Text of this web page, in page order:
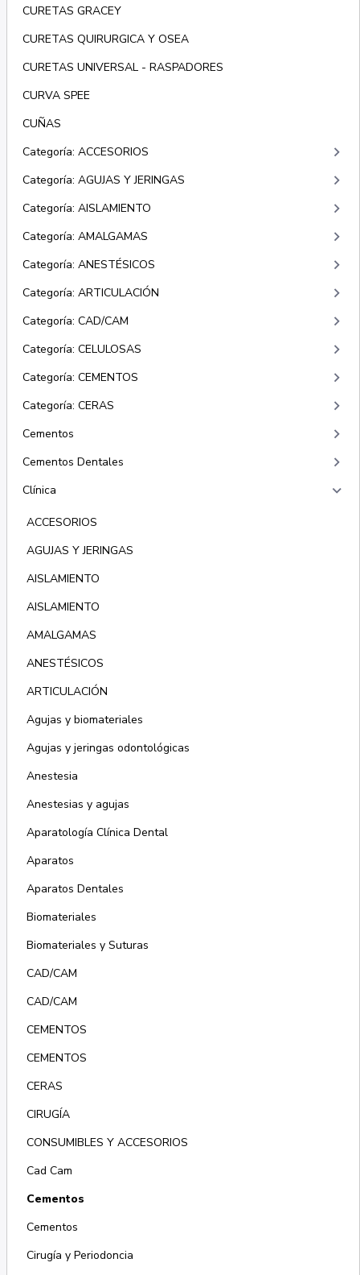
CURETAS GRACEY
CURETAS QUIRURGICA Y OSEA
CURETAS UNIVERSAL - RASPADORES
CURVA SPEE
CUÑAS
Categoría: ACCESORIOS
keyboard_arrow_right
Categoría: AGUJAS Y JERINGAS keyboard_arrow_right
Categoría: AISLAMIENTO keyboard_arrow_right
Categoría: AMALGAMAS keyboard_arrow_right
Categoría: ANESTÉSICOS keyboard_arrow_right
Categoría: ARTICULACIÓN keyboard_arrow_right
Categoría: CAD/CAM keyboard_arrow_right
Categoría: CELULOSAS keyboard_arrow_right
Categoría: CEMENTOS keyboard_arrow_right
Categoría: CERAS keyboard_arrow_right
Cementos keyboard_arrow_right
Cementos Dentales keyboard_arrow_right
Clínica keyboard_arrow_right
ACCESORIOS
AGUJAS Y JERINGAS
AISLAMIENTO
AISLAMIENTO
AMALGAMAS
ANESTÉSICOS
ARTICULACIÓN
Agujas y biomateriales
Agujas y jeringas odontológicas
Anestesia
Anestesias y agujas
Aparatología Clínica Dental
Aparatos
Aparatos Dentales
Biomateriales
Biomateriales y Suturas
CAD/CAM
CAD/CAM
CEMENTOS
CEMENTOS
CERAS
CIRUGÍA
CONSUMIBLES Y ACCESORIOS
Cad Cam
Cementos
Cementos
Cirugía y Periodoncia